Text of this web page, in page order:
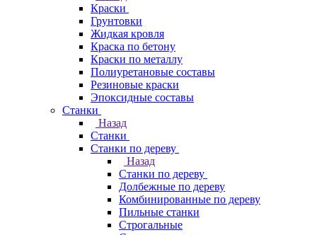
Краски
Грунтовки
Жидкая кровля
Краска по бетону
Краски по металлу
Полиуретановые составы
Резиновые краски
Эпоксидные составы
Станки
Назад
Станки
Станки по дереву
Назад
Станки по дереву
Долбежные по дереву
Комбинированные по дереву
Пильные станки
Строгальные